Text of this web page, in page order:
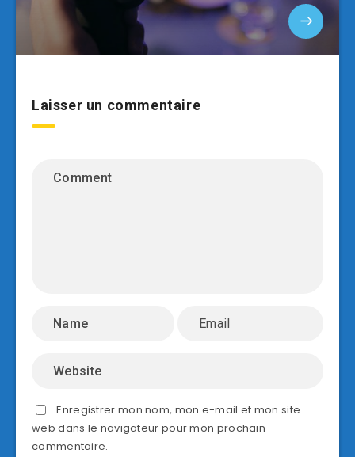
Laisser un commentaire
Enregistrer mon nom, mon e-mail et mon site
web dans le navigateur pour mon prochain
commentaire.